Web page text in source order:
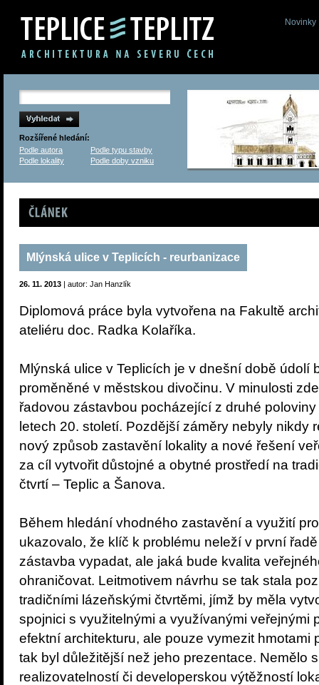
Novinky
Rozšířené hledání:
Podle autora
Podle typu stavby
Podle lokality
Podle doby vzniku
Článek
Mlýnská ulice v Teplicích - reurbanizace
26. 11. 2013 | autor: Jan Hanzlík
Diplomová práce byla vytvořena na Fakultě
ateliéru doc. Radka Kolaříka.
Mlýnská ulice v Teplicích je v dnešní době údolí
proměněné v městskou divočinu. V minulosti
řadovou zástavbou pocházející z druhé
letech 20. století. Pozdější záměry nebyly nikdy
nový způsob zastavění lokality a nové řešení
za cíl vytvořit důstojné a obytné prostředí na
čtvrtí – Teplic a Šanova.
Během hledání vhodného zastavění a využití
ukazovalo, že klíč k problému neleží v první
zástavba vypadat, ale jaká bude kvalita
ohraničovat. Leitmotivem návrhu se tak stala
tradičními lázeňskými čtvrtěmi, jímž by měla
spojnici s využitelnými a využívanými veřejnými
efektní architekturu, ale pouze vymezit hmotami
tak byl důležitější než jeho prezentace. Nemělo
realizovatelností či developerskou výtěžností